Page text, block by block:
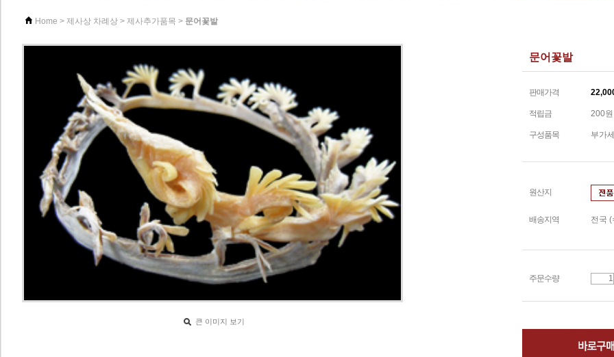
Home > 제사상 차례상 > 제사추가품목 > 문어꽃발
큰 이미지 보기
문어꽃발
판매가격
적립금 200원
구성품목 부가
원산지
배송지역 전국
주문수량